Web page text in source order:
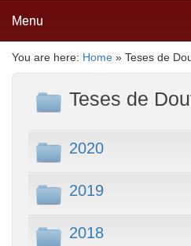
Menu
You are here: Home » Teses de
Teses de
2020
2019
2018